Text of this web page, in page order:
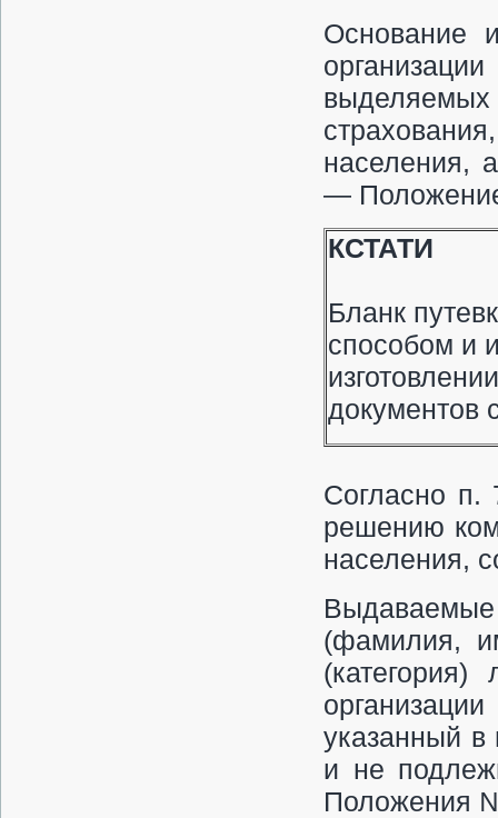
Основание
населения,
—
КСТАТИ
Бланк
способом и
документов
Согласно
решению
населения,
(фамилия,
указанный в
и не
Положения